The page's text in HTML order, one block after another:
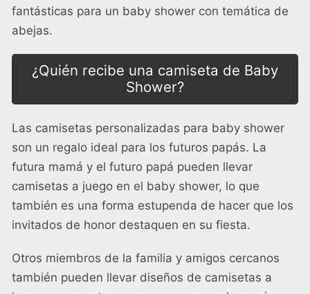
fantásticas para un baby shower con temática de
abejas.
¿Quién recibe una camiseta de Baby
Shower?
Las camisetas personalizadas para baby shower
son un regalo ideal para los futuros papás. La
futura mamá y el futuro papá pueden llevar
camisetas a juego en el baby shower, lo que
también es una forma estupenda de hacer que los
invitados de honor destaquen en su fiesta.
Otros miembros de la familia y amigos cercanos
también pueden llevar diseños de camisetas a